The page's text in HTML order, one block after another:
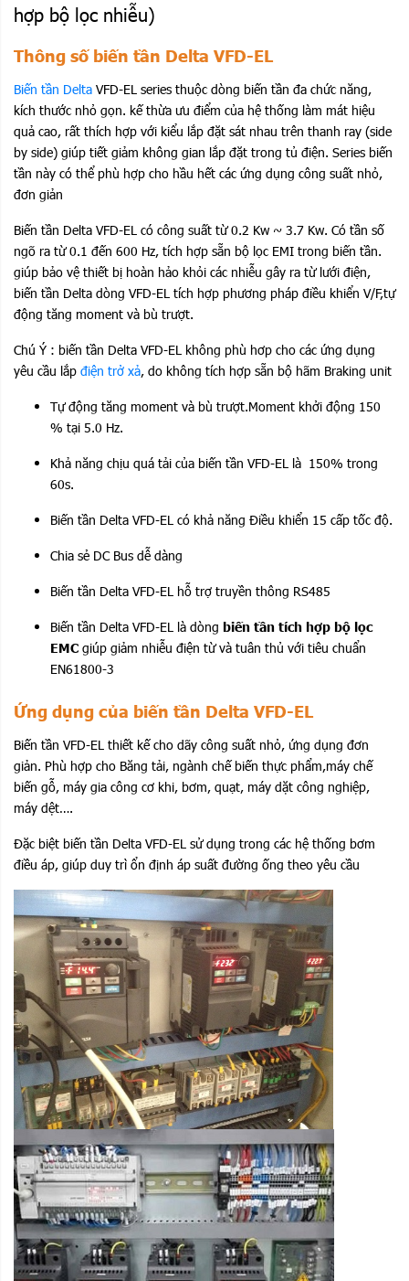
hợp bộ lọc nhiễu)
Thông số biến tần Delta VFD-EL
Biến tần Delta VFD-EL series thuộc dòng biến tần đa chức năng,
kích thước nhỏ gọn. kế thừa ưu điểm của hệ thống làm mát hiệu
quả cao, rất thích hợp với kiểu lắp đặt sát nhau trên thanh ray (side
by side) giúp tiết giảm không gian lắp đặt trong tủ điện. Series biến
tần này có thể phù hợp cho hầu hết các ứng dụng công suất nhỏ,
đơn giản
Biến tần Delta VFD-EL có công suất từ 0.2 Kw ~ 3.7 Kw. Có tần số
ngõ ra từ 0.1 đến 600 Hz, tích hợp sẵn bộ lọc EMI trong biến tần.
giúp bảo vệ thiết bị hoàn hảo khỏi các nhiễu gây ra từ lưới điện,
biến tần Delta dòng VFD-EL tích hợp phương pháp điều khiển V/F,tự
động tăng moment và bù trượt. ​
Chú Ý : biến tần Delta VFD-EL không phù hơp cho các ứng dụng
yêu cầu lắp điện trở xả, do không tích hợp sẵn bộ hãm Braking unit
Tự động tăng moment và bù trượt.Moment khởi động 150
% tại 5.0 Hz.
Khả năng chịu quá tải của biến tần VFD-EL là 150% trong
60s.
Biến tần Delta VFD-EL có khả năng Điều khiển 15 cấp tốc độ.
Chia sẻ DC Bus dễ dàng
Biến tần Delta VFD-EL hỗ trợ truyền thông RS485
Biến tần Delta VFD-EL là dòng biến tần tích hợp bộ lọc
EMC giúp giảm nhiễu điện từ và tuân thủ với tiêu chuẩn
EN61800-3
Ứng dụng của biến tần Delta VFD-EL
Biến tần VFD-EL thiết kế cho dãy công suất nhỏ, ứng dụng đơn
giản. Phù hợp cho Băng tải, ngành chế biến thực phẩm,máy chế
biến gỗ, máy gia công cơ khi, bơm, quạt, máy dặt công nghiệp,
máy dệt….
Đặc biệt biến tần Delta VFD-EL sử dụng trong các hệ thống bơm
điều áp, giúp duy trì ổn định áp suất đường ống theo yêu cầu